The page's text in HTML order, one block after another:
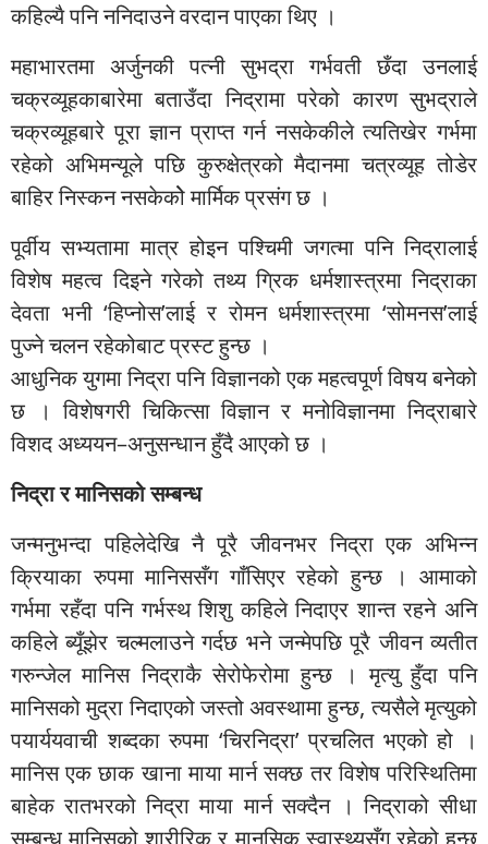
कहिल्यै पनि ननिदाउने वरदान पाएका थिए ।
महाभारतमा अर्जुनकी पत्नी सुभद्रा गर्भवती छँदा उनलाई
चक्रव्यूहकाबारेमा बताउँदा निद्रामा परेको कारण सुभद्राले
चक्रव्यूहबारे पूरा ज्ञान प्राप्त गर्न नसकेकीले त्यतिखेर गर्भमा
रहेको अभिमन्यूले पछि कुरुक्षेत्रको मैदानमा चत्रव्यूह तोडेर
बाहिर निस्कन नसकेकोे मार्मिक प्रसंग छ ।
पूर्वीय सभ्यतामा मात्र होइन पश्चिमी जगत्मा पनि निद्रालाई
विशेष महत्व दिइने गरेको तथ्य ग्रिक धर्मशास्त्रमा निद्राका
देवता भनी ‘हिप्नोस’लाई र रोमन धर्मशास्त्रमा ‘सोमनस’लाई
पुज्ने चलन रहेकोबाट प्रस्ट हुन्छ ।
आधुनिक युगमा निद्रा पनि विज्ञानको एक महत्वपूर्ण विषय बनेको
छ । विशेषगरी चिकित्सा विज्ञान र मनोविज्ञानमा निद्राबारे
विशद अध्ययन–अनुसन्धान हुँदै आएको छ ।
निद्रा र मानिसको सम्बन्ध
जन्मनुभन्दा पहिलेदेखि नै पूरै जीवनभर निद्रा एक अभिन्न
क्रियाका रुपमा मानिससँग गाँसिएर रहेको हुन्छ । आमाको
गर्भमा रहँदा पनि गर्भस्थ शिशु कहिले निदाएर शान्त रहने अनि
कहिले ब्यूँझेर चल्मलाउने गर्दछ भने जन्मेपछि पूरै जीवन व्यतीत
गरुन्जेल मानिस निद्राकै सेरोफेरोमा हुन्छ । मृत्यु हुँदा पनि
मानिसको मुद्रा निदाएको जस्तो अवस्थामा हुन्छ, त्यसैले मृत्युको
पयार्ययवाची शब्दका रुपमा ‘चिरनिद्रा’ प्रचलित भएको हो ।
मानिस एक छाक खाना माया मार्न सक्छ तर विशेष परिस्थितिमा
बाहेक रातभरको निद्रा माया मार्न सक्दैन । निद्राको सीधा
सम्बन्ध मानिसको शारीरिक र मानसिक स्वास्थ्यसँग रहेको हुन्छ